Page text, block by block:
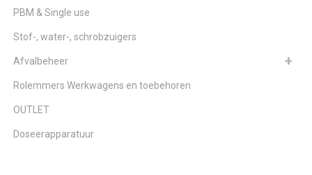
PBM & Single use
Stof-, water-, schrobzuigers
Afvalbeheer
Rolemmers Werkwagens en toebehoren
OUTLET
Doseerapparatuur